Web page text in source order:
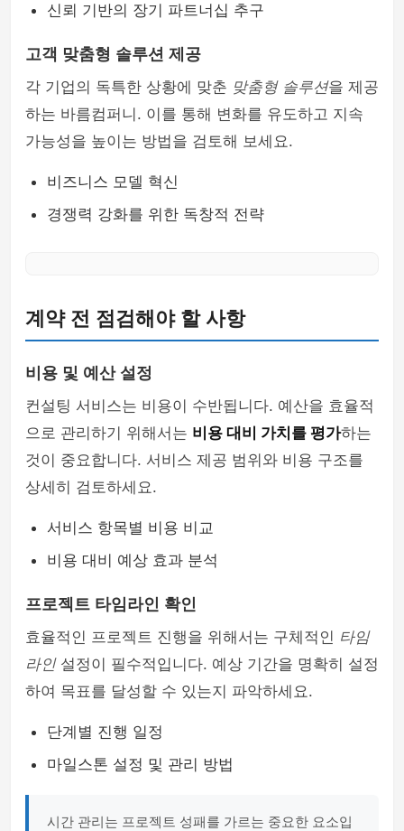
신뢰 기반의 장기 파트너십 추구
고객 맞춤형 솔루션 제공
각 기업의 독특한 상황에 맞춘 맞춤형 솔루션을 제공
하는 바름컴퍼니. 이를 통해 변화를 유도하고 지속
가능성을 높이는 방법을 검토해 보세요.
비즈니스 모델 혁신
경쟁력 강화를 위한 독창적 전략
계약 전 점검해야 할 사항
비용 및 예산 설정
컨설팅 서비스는 비용이 수반됩니다. 예산을 효율적
으로 관리하기 위해서는 비용 대비 가치를 평가하는
것이 중요합니다. 서비스 제공 범위와 비용 구조를
상세히 검토하세요.
서비스 항목별 비용 비교
비용 대비 예상 효과 분석
프로젝트 타임라인 확인
효율적인 프로젝트 진행을 위해서는 구체적인 타임
라인설정이 필수적입니다. 예상 기간을 명확히 설정
하여 목표를 달성할 수 있는지 파악하세요.
단계별 진행 일정
마일스톤 설정 및 관리 방법
시간 관리는 프로젝트 성패를 가르는 중요한 요소입